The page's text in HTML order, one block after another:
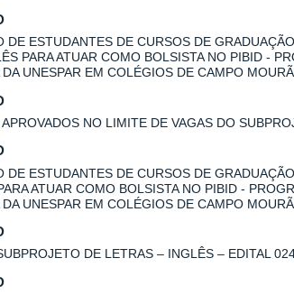
DE ESTUDANTES DE CURSOS DE
PARA ATUAR COMO BOLSISTA NO PIBID -
UNESPAR EM COLÉGIOS DE CAMPO
NO LIMITE DE VAGAS DO
DE ESTUDANTES DE CURSOS DE
ATUAR COMO BOLSISTA NO PIBID -
UNESPAR EM COLÉGIOS DE CAMPO
DE LETRAS – INGLÊS – EDITAL